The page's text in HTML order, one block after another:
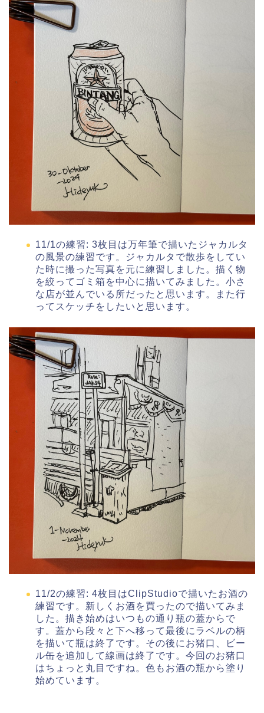
11/1の練習: 3枚目は万年筆で描いたジャカルタ
の風景の練習です。ジャカルタで散歩をしてい
た時に撮った写真を元に練習しました。描く物
を絞ってゴミ箱を中心に描いてみました。小さ
な店が並んでいる所だったと思います。また行
ってスケッチをしたいと思います。
11/2の練習: 4枚目はClipStudioで描いたお酒の
練習です。新しくお酒を買ったので描いてみま
した。描き始めはいつもの通り瓶の蓋からで
す。蓋から段々と下へ移って最後にラベルの柄
を描いて瓶は終了です。その後にお猪口、ビー
ル缶を追加して線画は終了です。今回のお猪口
はちょっと丸目ですね。色もお酒の瓶から塗り
始めています。